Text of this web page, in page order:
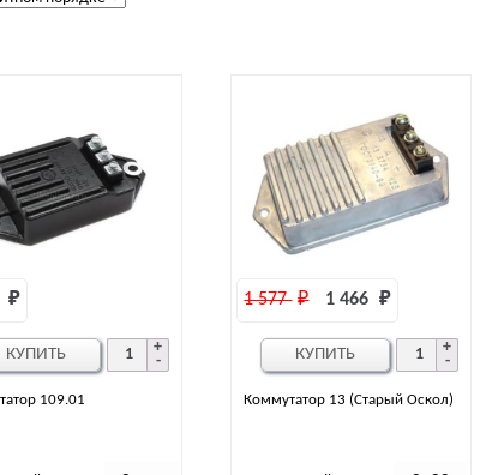
109.01
₽
КУПИТЬ
Коммутатор 13 (Старый Оскол)
1 577 ₽ 1 466 ₽
КУПИТЬ